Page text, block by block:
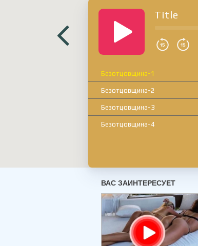
Title
Безотцовщина-1
Безотцовщина-2
Безотцовщина-3
Безотцовщина-4